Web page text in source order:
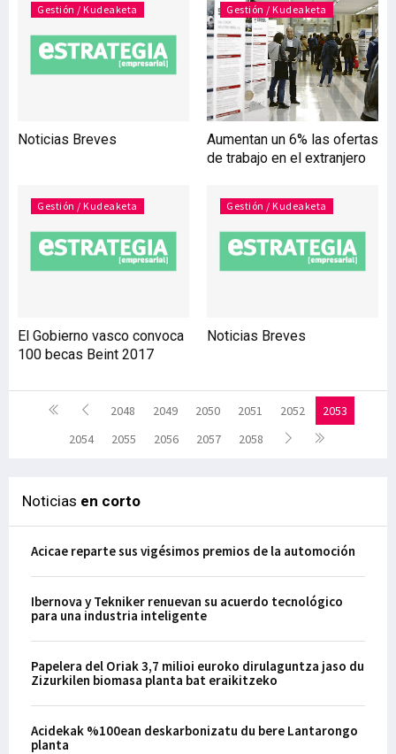
Gestión / Kudeaketa
Noticias Breves
Gestión / Kudeaketa
Aumentan un 6% las ofertas
de trabajo en el extranjero
Gestión / Kudeaketa
El Gobierno vasco convoca
100 becas Beint 2017
Gestión / Kudeaketa
Noticias Breves
2048 2049 2050 2051 2052
2053
2054
2055 2056 2057 2058
Noticias en corto
Acicae reparte sus vigésimos premios de la automoción
Ibernova y Tekniker renuevan su acuerdo tecnológico
para una industria inteligente
Papelera del Oriak 3,7 milioi euroko dirulaguntza jaso du
Zizurkilen biomasa planta bat eraikitzeko
Acidekak %100ean deskarbonizatu du bere Lantarongo
planta